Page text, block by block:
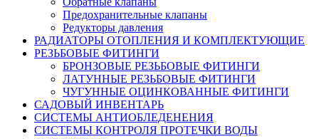
Предохранительные клапаны
Редукторы давления
РАДИАТОРЫ ОТОПЛЕНИЯ И КОМПЛЕКТУЮЩИЕ
РЕЗЬБОВЫЕ ФИТИНГИ
БРОНЗОВЫЕ РЕЗЬБОВЫЕ ФИТИНГИ
ЛАТУННЫЕ РЕЗЬБОВЫЕ ФИТИНГИ
ЧУГУННЫЕ ОЦИНКОВАННЫЕ ФИТИНГИ
САДОВЫЙ ИНВЕНТАРЬ
СИСТЕМЫ АНТИОБЛЕДЕНЕНИЯ
СИСТЕМЫ КОНТРОЛЯ ПРОТЕЧКИ ВОДЫ